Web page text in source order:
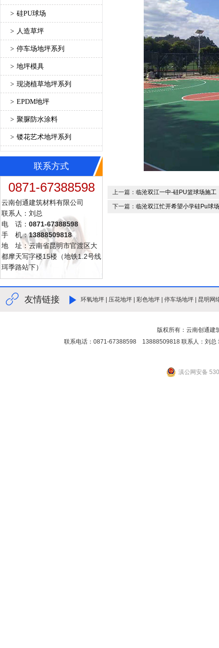
> 硅PU球场
> 人造草坪
> 停车场地坪系列
> 地坪模具
> 现浇植草地坪系列
> EPDM地坪
> 聚脲防水涂料
> 镂花艺术地坪系列
联系方式
0871-67388598
云南创通建筑材料有限公司
联系人：刘总
电 话： 0871-67388598
手 机：13888509818
地 址：云南省昆明市官渡区大
都摩天写字楼15楼（地铁1.2号线
珥季路站下）
上一篇： 临沧双江一中-硅PU篮球场施工
下一篇： 临沧双江忙开希望小学硅Pu球场
友情链接 环氧地坪 压花地坪 彩色地坪 停车场地坪 昆明网
版权所有：云南创通建
联系电话：0871-67388598 13888509818 联系人：刘总
滇公网安备